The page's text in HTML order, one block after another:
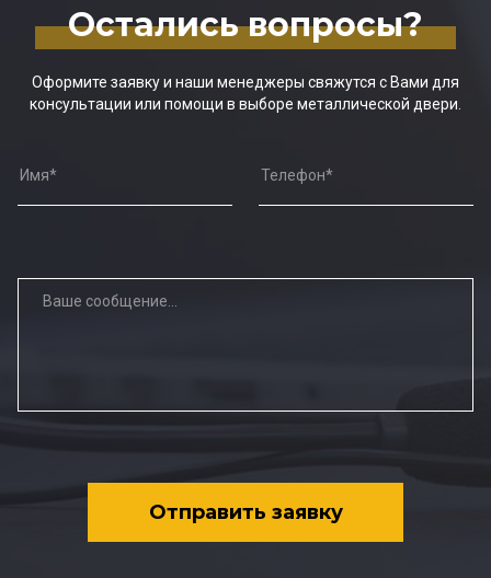
Остались вопросы?
Оформите заявку и наши менеджеры свяжутся с Вами для
консультации или помощи в выборе металлической двери.
Отправить заявку